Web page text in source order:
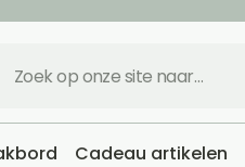
Cadeau artikelen